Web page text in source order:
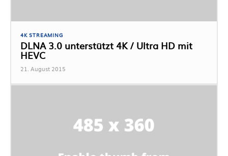
4K STREAMING
DLNA 3.0 unterstützt 4K / Ultra HD mit
HEVC
21. August 2015